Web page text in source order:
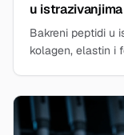
u istrazivanjima
Bakreni peptidi u
kolagen, elastin i